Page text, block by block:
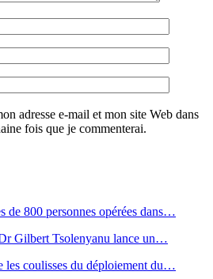
adresse e-mail et mon site Web dans
fois que je commenterai.
de 800 personnes opérées dans…
Gilbert Tsolenyanu lance un…
les coulisses du déploiement du…